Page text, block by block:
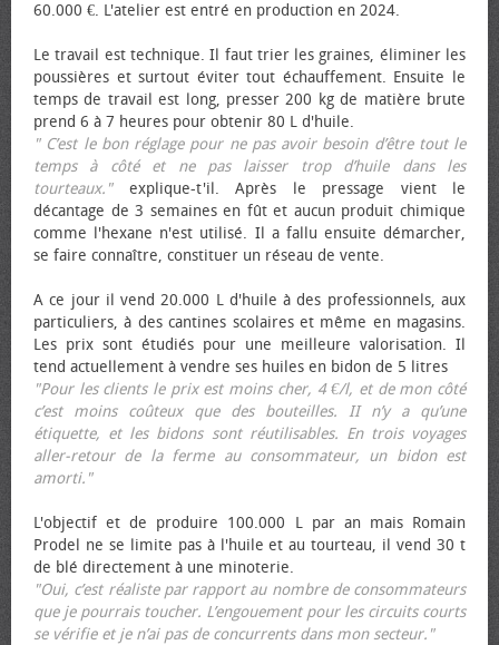
60.000 €. L'atelier est entré en production en 2024.
Le travail est technique. Il faut trier les graines, éliminer les
poussières et surtout éviter tout échauffement. Ensuite le
temps de travail est long, presser 200 kg de matière brute
prend 6 à 7 heures pour obtenir 80 L d'huile.
" C’est le bon réglage pour ne pas avoir besoin d’être tout le
temps à côté et ne pas laisser trop d’huile dans les
tourteaux."explique-t'il. Après le pressage vient le
décantage de 3 semaines en fût et aucun produit chimique
comme l'hexane n'est utilisé. Il a fallu ensuite démarcher,
se faire connaître, constituer un réseau de vente.
A ce jour il vend 20.000 L d'huile à des professionnels, aux
particuliers, à des cantines scolaires et même en magasins.
Les prix sont étudiés pour une meilleure valorisation. Il
tend actuellement à vendre ses huiles en bidon de 5 litres
"Pour les clients le prix est moins cher, 4 €/l, et de mon côté
c’est moins coûteux que des bouteilles. II n’y a qu’une
étiquette, et les bidons sont réutilisables. En trois voyages
aller-retour de la ferme au consommateur, un bidon est
amorti."
L'objectif et de produire 100.000 L par an mais Romain
Prodel ne se limite pas à l'huile et au tourteau, il vend 30 t
de blé directement à une minoterie.
"Oui, c’est réaliste par rapport au nombre de consommateurs
que je pourrais toucher. L’engouement pour les circuits courts
se vérifie et je n’ai pas de concurrents dans mon secteur."